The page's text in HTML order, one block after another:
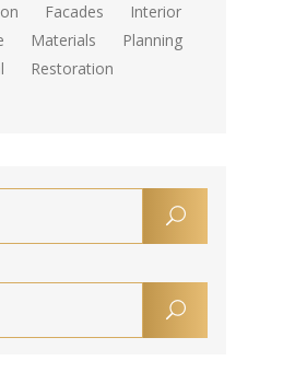
Facades
Interior
Materials
Planning
Restoration